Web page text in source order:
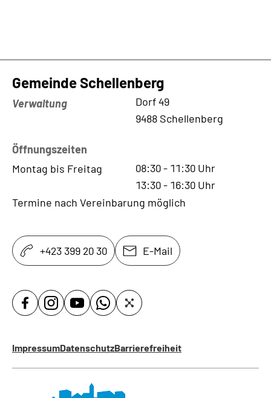
Gemeinde Schellenberg
Verwaltung
Dorf 49
9488 Schellenberg
Öffnungszeiten
Montag bis Freitag
08:30- 11:30 Uhr
13:30- 16:30 Uhr
Termine nach Vereinbarung möglich
+423 399 20 30 E-Mail
ImpressumDatenschutzBarrierefreiheit